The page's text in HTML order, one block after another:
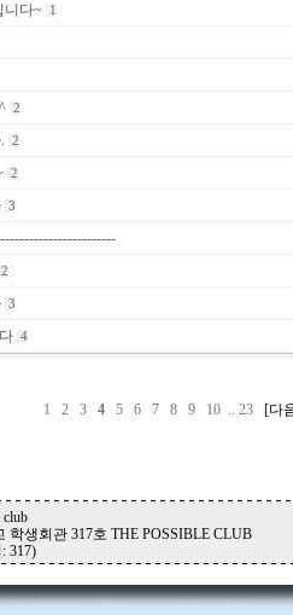
니다~ 1
2
2
2
3
2
3
4
1 2 3 4 5 6 7 8 9 10 .. 23 [다
생회관 317호 THE POSSIBLE CLUB
317)